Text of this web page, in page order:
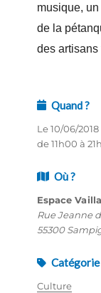
musique,
de la
des artisans
Quand ?
Le 10/06/2018
de 11h00 à
Où ?
Espace
Rue Jeanne
55300
Catégorie
Culture